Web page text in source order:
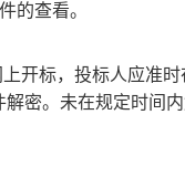
的查看。
开标，投标人应准
密。未在规定时间